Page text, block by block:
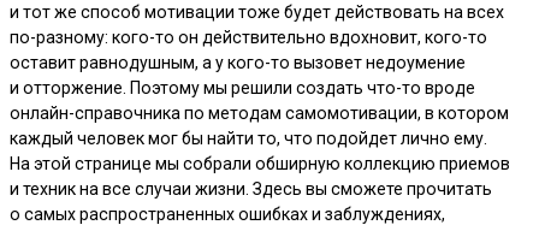
и тот же способ мотивации тоже будет действовать на всех
по-разному: кого-то он действительно вдохновит, кого-то
оставит равнодушным, а у кого-то вызовет недоумение
и отторжение. Поэтому мы решили создать что-то вроде
онлайн-справочника по методам самомотивации, в котором
каждый человек мог бы найти то, что подойдет лично ему.
На этой странице мы собрали обширную коллекцию приемов
и техник на все случаи жизни. Здесь вы сможете прочитать
о самых распространенных ошибках и заблуждениях,